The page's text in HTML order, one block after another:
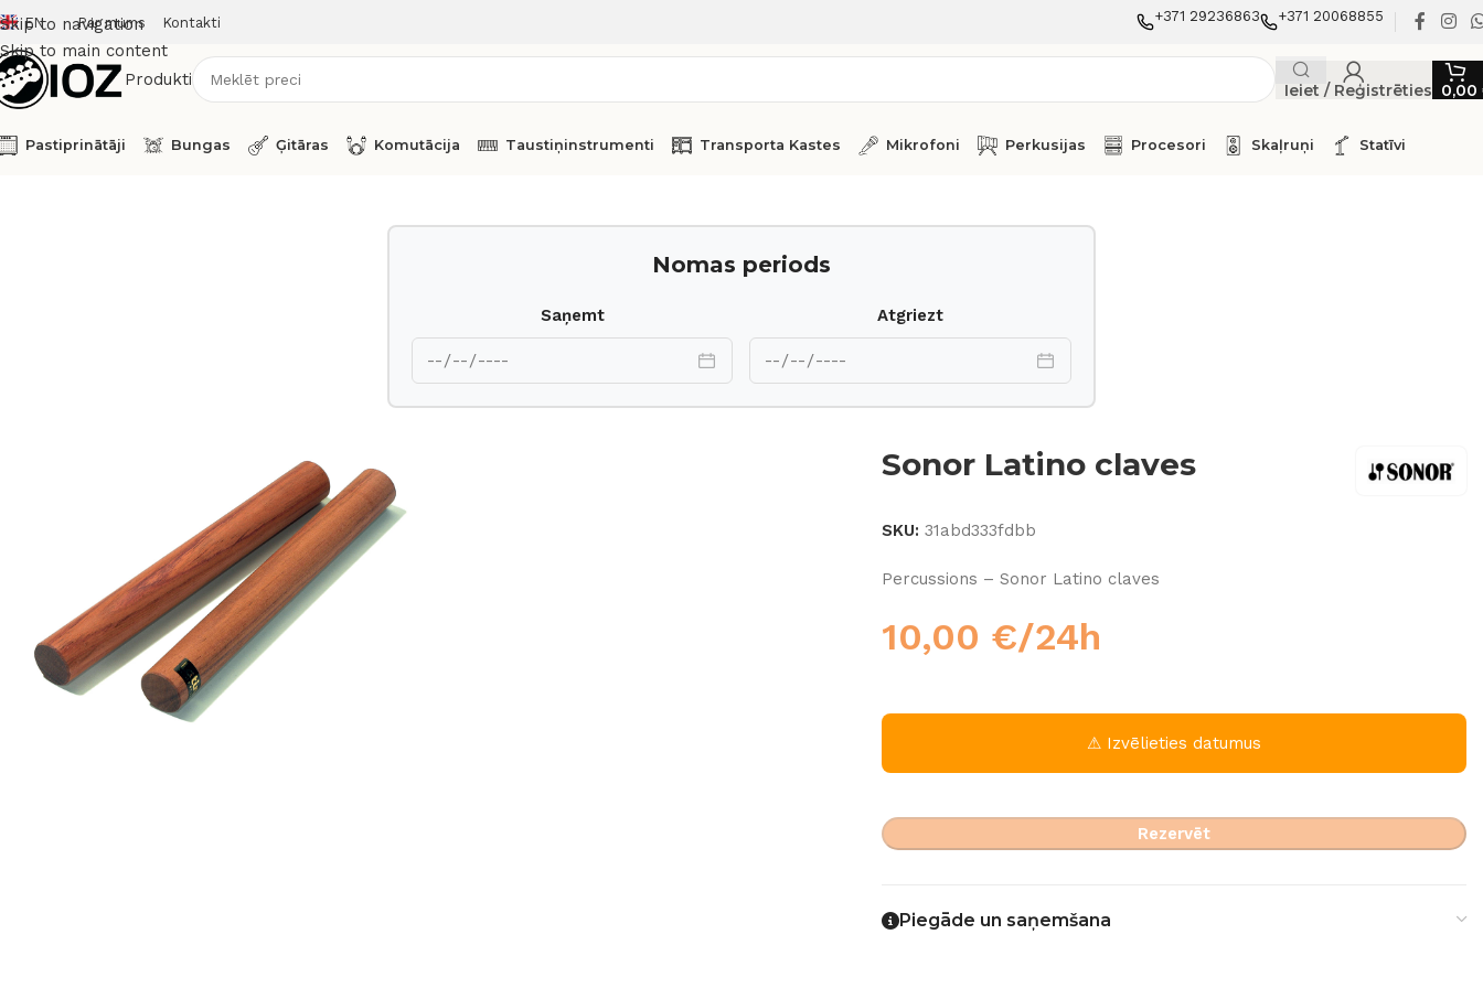
Skip to navigation
Skip to main content
EN Par mums Kontakti +371 29236863 +371 20068855
Produkti
Ieiet / Reģistrēties 0,00
Pastiprinātāji Bungas Ģitāras Komutācija Taustiņinstrumenti Transporta Kastes Mikrofoni Perkusijas Procesori Skaļruņi Statīvi
Nomas periods
Saņemt Atgriezt
Sonor Latino claves
SKU: 31abd333fdbb
Percussions – Sonor Latino claves
10,00 €/24h
⚠ Izvēlieties datumus
Rezervēt
Piegāde un saņemšana